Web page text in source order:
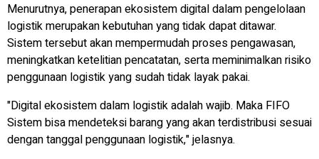
Menurutnya, penerapan ekosistem digital dalam pengelolaan
logistik merupakan kebutuhan yang tidak dapat ditawar.
Sistem tersebut akan mempermudah proses pengawasan,
meningkatkan ketelitian pencatatan, serta meminimalkan risiko
penggunaan logistik yang sudah tidak layak pakai.
"Digital ekosistem dalam logistik adalah wajib. Maka FIFO
Sistem bisa mendeteksi barang yang akan terdistribusi sesuai
dengan tanggal penggunaan logistik," jelasnya.